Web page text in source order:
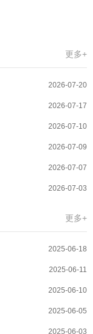
更多+
2026-07-28
2026-08-05
2026-08-04
2026-07-28
2026-07-20
2026-07-17
2026-07-10
更多+
2025-06-20